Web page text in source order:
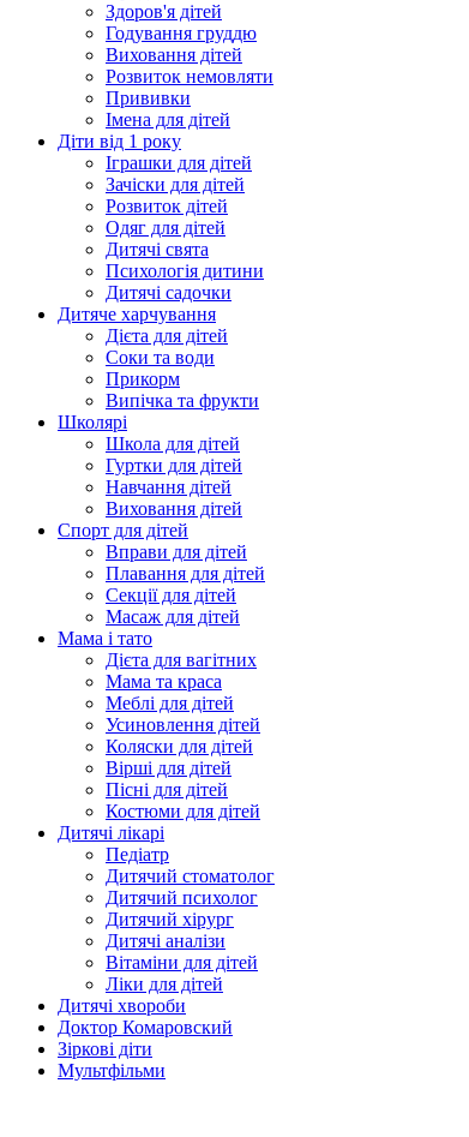
Здоров'я дітей
Годування груддю
Виховання дітей
Розвиток немовляти
Прививки
Імена для дітей
Діти від 1 року
Іграшки для дітей
Зачіски для дітей
Розвиток дітей
Одяг для дітей
Дитячі свята
Психологія дитини
Дитячі садочки
Дитяче харчування
Дієта для дітей
Соки та води
Прикорм
Випічка та фрукти
Школярі
Школа для дітей
Гуртки для дітей
Навчання дітей
Виховання дітей
Спорт для дітей
Вправи для дітей
Плавання для дітей
Секції для дітей
Масаж для дітей
Мама і тато
Дієта для вагітних
Мама та краса
Меблі для дітей
Усиновлення дітей
Коляски для дітей
Вірші для дітей
Пісні для дітей
Костюми для дітей
Дитячі лікарі
Педіатр
Дитячий стоматолог
Дитячий психолог
Дитячий хірург
Дитячі аналізи
Вітаміни для дітей
Ліки для дітей
Дитячі хвороби
Доктор Комаровский
Зіркові діти
Мультфільми